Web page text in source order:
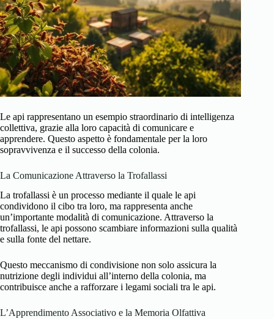
Le api rappresentano un esempio straordinario di intelligenza
collettiva, grazie alla loro capacità di comunicare e
apprendere. Questo aspetto è fondamentale per la loro
sopravvivenza e il successo della colonia.
La Comunicazione Attraverso la Trofallassi
La trofallassi è un processo mediante il quale le api
condividono il cibo tra loro, ma rappresenta anche
un’importante modalità di comunicazione. Attraverso la
trofallassi, le api possono scambiare informazioni sulla qualità
e sulla fonte del nettare.
Questo meccanismo di condivisione non solo assicura la
nutrizione degli individui all’interno della colonia, ma
contribuisce anche a rafforzare i legami sociali tra le api.
L’Apprendimento Associativo e la Memoria Olfattiva